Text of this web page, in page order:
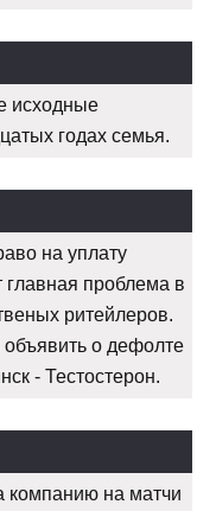
исходные
годах семья.
на уплату
главная проблема в
ритейлеров.
о дефолте
- Тестостерон.
компанию на матчи